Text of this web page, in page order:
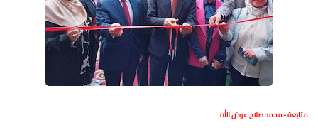
متابعة - محمد صلاح عوض الله